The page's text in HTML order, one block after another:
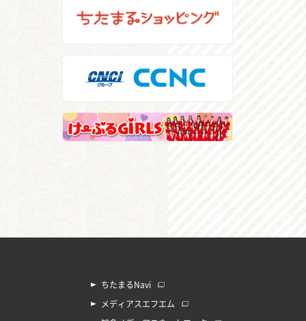
ちたまるNavi
メディアスエフエム